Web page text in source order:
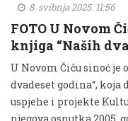
8. svibnja 2025. 11:56
FOTO U Novom
knjiga “Naših
U Novom Čiču sinoć
dvadeset godina“,
uspjehe i projekte